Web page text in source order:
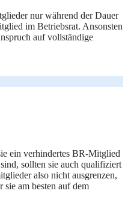
nur während der Dauer
im Betriebsrat. Ansonsten
auf vollständige
ein verhindertes BR-Mitglied
sollten sie auch qualifiziert
also nicht ausgrenzen,
sie am besten auf dem